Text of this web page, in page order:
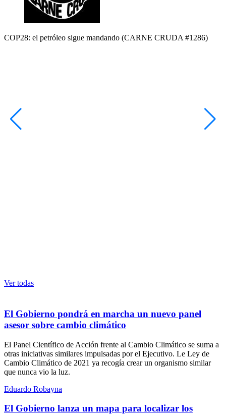
COP28: el petróleo sigue mandando (CARNE CRUDA #1286)
Ver todas
El Gobierno pondrá en marcha un nuevo panel
asesor sobre cambio climático
El Panel Científico de Acción frente al Cambio Climático se suma a
otras iniciativas similares impulsadas por el Ejecutivo. Le Ley de
Cambio Climático de 2021 ya recogía crear un organismo similar
que nunca vio la luz.
Eduardo Robayna
El Gobierno lanza un mapa para localizar los